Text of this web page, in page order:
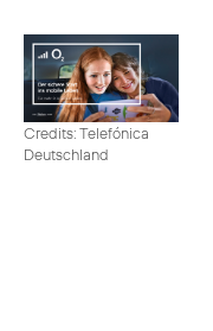
Credits: Telefónica
Deutschland